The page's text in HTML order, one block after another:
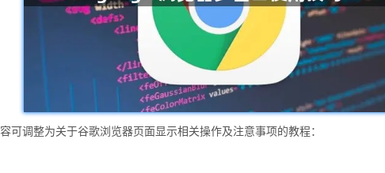
可调整为关于谷歌浏览器页面显示相关操作及注意事项的教程：